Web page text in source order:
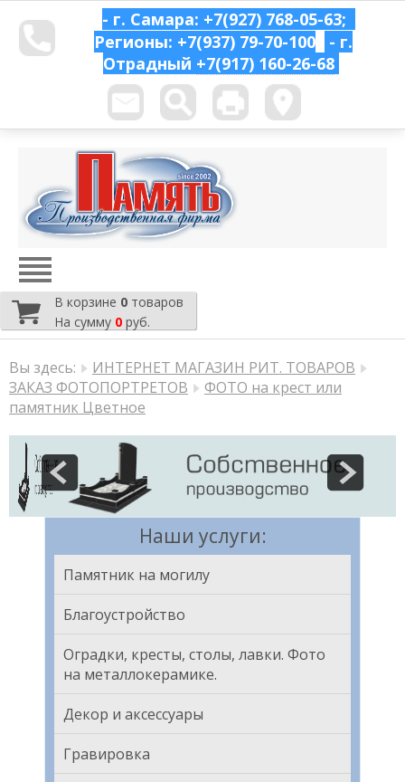
- г. Самара: +7(927) 768-05-63;
Регионы: +7(937) 79-70-100
- г.
Отрадный +7(917) 160-26-68
В корзине 0 товаров
На сумму 0 руб.
Вы здесь:
ИНТЕРНЕТ МАГАЗИН РИТ. ТОВАРОВ
ЗАКАЗ ФОТОПОРТРЕТОВ
ФОТО на крест или
памятник Цветное
Наши услуги:
Памятник на могилу
Благоустройство
Оградки, кресты, столы, лавки. Фото
на металлокерамике.
Декор и аксессуары
Гравировка